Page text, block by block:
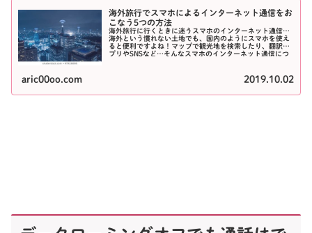
海外旅行でスマホによるインターネット通信をお
こなう5つの方法
海外旅行に行くときに迷うスマホのインターネット通信…
海外という慣れない土地でも、国内のようにスマホを使え
ると便利ですよね！マップで観光地を検索したり、翻訳ア
プリやSNSなど…そんなスマホのインターネット通信につ
aric00oo.com 2019.10.02